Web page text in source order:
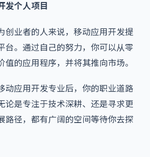
发个人项目
创业者的人来说，移动应用开发提
台。通过自己的努力，你可以从零
值的应用程序，并将其推向市场。
动应用开发专业后，你的职业道路
论是专注于技术深耕、还是寻求更
路径，都有广阔的空间等待你去探